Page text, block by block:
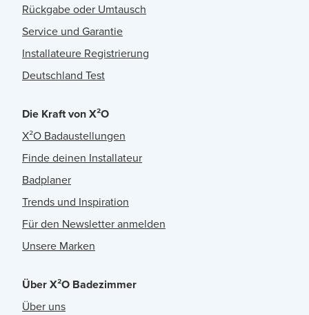
Rückgabe oder Umtausch
Service und Garantie
Installateure Registrierung
Deutschland Test
Die Kraft von X²O
X²O Badaustellungen
Finde deinen Installateur
Badplaner
Trends und Inspiration
Für den Newsletter anmelden
Unsere Marken
Über X²O Badezimmer
Über uns